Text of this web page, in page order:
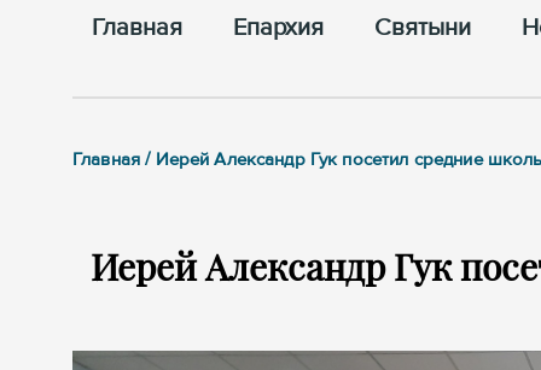
Главная Епархия Cвятыни
Главная / Иерей Александр Гук посетил средние
Иерей Александр Гук